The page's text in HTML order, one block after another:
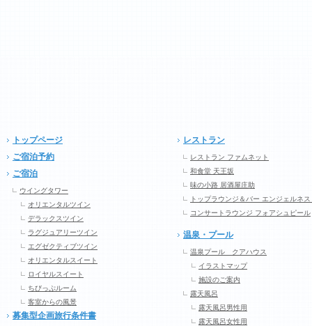
トップページ
ご宿泊予約
ご宿泊
ウイングタワー
オリエンタルツイン
デラックスツイン
ラグジュアリーツイン
エグゼクティブツイン
オリエンタルスイート
ロイヤルスイート
ちびっぷルーム
客室からの風景
募集型企画旅行条件書
レストラン
レストラン ファムネット
和食堂 天王坂
味の小路 居酒屋庄助
トップラウンジ＆バー エンジェルネス
コンサートラウンジ フォアシュピール
温泉・プール
温泉プール クアハウス
イラストマップ
施設のご案内
露天風呂
露天風呂男性用
露天風呂女性用